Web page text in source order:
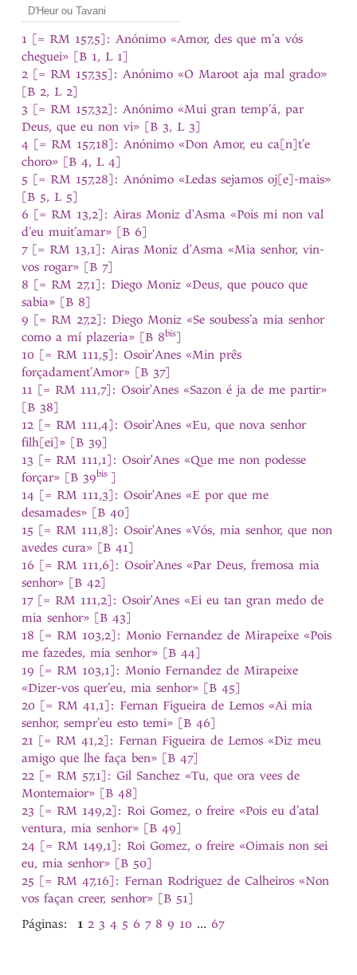
1 [= RM 157,5]: Anónimo «Amor, des que m’a vós
cheguei» [B 1, L 1]
2 [= RM 157,35]: Anónimo «O Maroot aja mal grado»
[B 2, L 2]
3 [= RM 157,32]: Anónimo «Mui gran temp’á, par
Deus, que eu non vi» [B 3, L 3]
4 [= RM 157,18]: Anónimo «Don Amor, eu ca[n]t’e
choro» [B 4, L 4]
5 [= RM 157,28]: Anónimo «Ledas sejamos oj[e]-mais»
[B 5, L 5]
6 [= RM 13,2]: Airas Moniz d'Asma «Pois mi non val
d’eu muit’amar» [B 6]
7 [= RM 13,1]: Airas Moniz d'Asma «Mia senhor, vin-
vos rogar» [B 7]
8 [= RM 27,1]: Diego Moniz «Deus, que pouco que
sabia» [B 8]
9 [= RM 27,2]: Diego Moniz «Se soubess’a mia senhor
como a mí plazeria» [B 8bis]
10 [= RM 111,5]: Osoir'Anes «Min prês
forçadament’Amor» [B 37]
11 [= RM 111,7]: Osoir'Anes «Sazon é ja de me partir»
[B 38]
12 [= RM 111,4]: Osoir'Anes «Eu, que nova senhor
filh[ei]» [B 39]
13 [= RM 111,1]: Osoir'Anes «Que me non podesse
forçar» [B 39bis ]
14 [= RM 111,3]: Osoir'Anes «E por que me
desamades» [B 40]
15 [= RM 111,8]: Osoir'Anes «Vós, mia senhor, que non
avedes cura» [B 41]
16 [= RM 111,6]: Osoir'Anes «Par Deus, fremosa mia
senhor» [B 42]
17 [= RM 111,2]: Osoir'Anes «Ei eu tan gran medo de
mia senhor» [B 43]
18 [= RM 103,2]: Monio Fernandez de Mirapeixe «Pois
me fazedes, mia senhor» [B 44]
19 [= RM 103,1]: Monio Fernandez de Mirapeixe
«Dizer-vos quer’eu, mia senhor» [B 45]
20 [= RM 41,1]: Fernan Figueira de Lemos «Ai mia
senhor, sempr’eu esto temi» [B 46]
21 [= RM 41,2]: Fernan Figueira de Lemos «Diz meu
amigo que lhe faça ben» [B 47]
22 [= RM 57,1]: Gil Sanchez «Tu, que ora vees de
Montemaior» [B 48]
23 [= RM 149,2]: Roi Gomez, o freire «Pois eu d’atal
ventura, mia senhor» [B 49]
24 [= RM 149,1]: Roi Gomez, o freire «Oimais non sei
eu, mia senhor» [B 50]
25 [= RM 47,16]: Fernan Rodriguez de Calheiros «Non
vos façan creer, senhor» [B 51]
Páginas:
1 2 3 4 5 6 7 8 9 10 ... 67